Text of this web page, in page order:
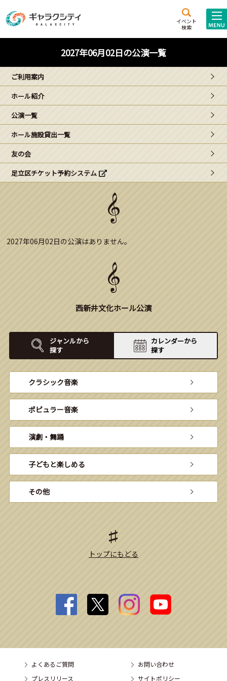
イベント
検索
施設案内
西新井
文化ホール
ギャラクシティとは
こどもみーてぃんぐ
Gがくえん
ブランドからのお知らせ
2027年06月02日の公演一覧
ご利用案内
ホール紹介
公演一覧
ホール施設貸出一覧
友の会
足立区チケット予約システム
2027年06月02日の公演はありません。
西新井文化ホール公演
ジャンルから
探す
カレンダーから
探す
クラシック音楽
ポピュラー音楽
演劇・舞踊
子どもと楽しめる
その他
トップにもどる
よくあるご質問
お問い合わせ
プレスリリース
サイトポリシー